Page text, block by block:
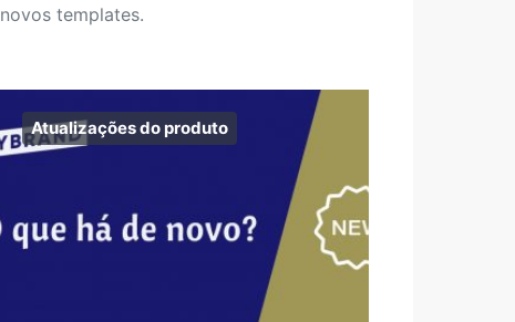
novos templates.
Atualizações do produto